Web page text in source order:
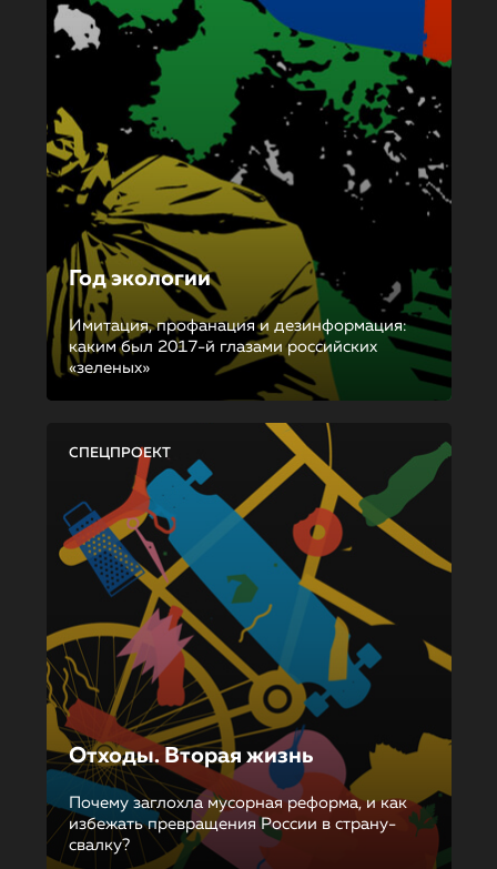
Год экологии
Имитация, профанация и дезинформация:
каким был 2017-й глазами российских
«зеленых»
СПЕЦПРОЕКТ
Отходы. Вторая жизнь
Почему заглохла мусорная реформа, и как
избежать превращения России в страну-
свалку?